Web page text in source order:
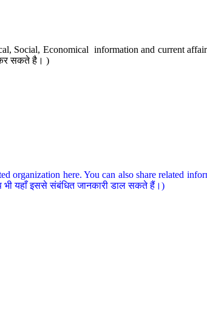
Social, Economical information and current
कर सकते है। )
here. You can also share related
भी यहाँ इससे संबंधित जानकारी डाल सकते हैं।)